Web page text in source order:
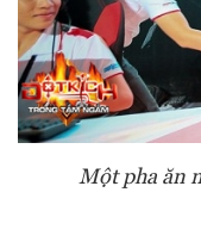
Một pha ăn